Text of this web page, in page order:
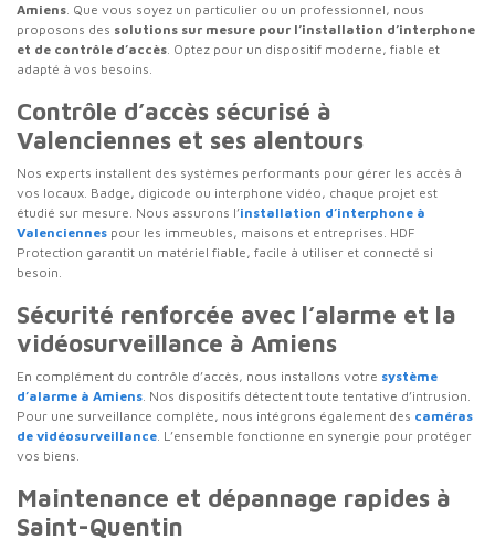
Amiens. Que vous soyez un particulier ou un professionnel, nous
proposons des solutions sur mesure pour l’installation d’interphone
et de contrôle d’accès. Optez pour un dispositif moderne, fiable et
adapté à vos besoins.
Contrôle d’accès sécurisé à
Valenciennes et ses alentours
Nos experts installent des systèmes performants pour gérer les accès à
vos locaux. Badge, digicode ou interphone vidéo, chaque projet est
étudié sur mesure. Nous assurons l’installation d’interphone à
Valenciennes pour les immeubles, maisons et entreprises. HDF
Protection garantit un matériel fiable, facile à utiliser et connecté si
besoin.
Sécurité renforcée avec l’alarme et la
vidéosurveillance à Amiens
En complément du contrôle d’accès, nous installons votre système
d’alarme à Amiens. Nos dispositifs détectent toute tentative d’intrusion.
Pour une surveillance complète, nous intégrons également des caméras
de vidéosurveillance. L’ensemble fonctionne en synergie pour protéger
vos biens.
Maintenance et dépannage rapides à
Saint-Quentin